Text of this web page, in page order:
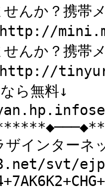
せんか？携
http://
せんか？携
http://
ら無料↓
ザインターネ
svt/